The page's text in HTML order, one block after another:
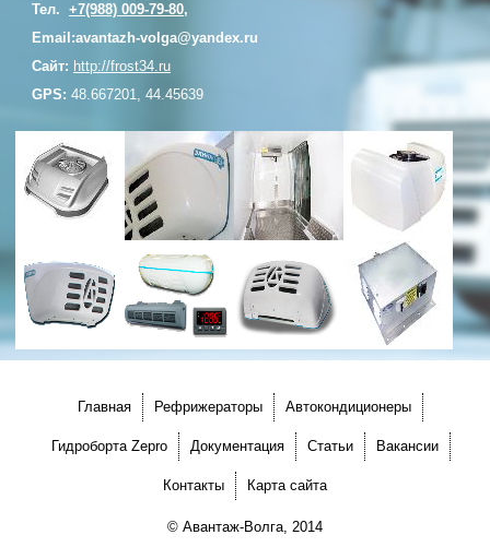
Тел. +7(988) 009-79-80,
Email:avantazh-volga@yandex.ru
Сайт: http://frost34.ru
GPS: 48.667201, 44.45639
Главная Рефрижераторы Автокондиционеры
Гидроборта Zepro Документация Статьи Вакансии
Контакты Карта сайта
© Авантаж-Волга, 2014